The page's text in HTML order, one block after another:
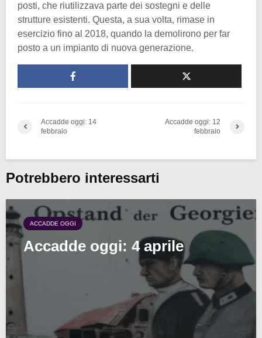
posti, che riutilizzava parte dei sostegni e delle
strutture esistenti. Questa, a sua volta, rimase in
esercizio fino al 2018, quando la demolirono per far
posto a un impianto di nuova generazione.
Accadde oggi: 14
febbraio
Accadde oggi: 12
febbraio
Potrebbero interessarti
ACCADDE OGGI
Accadde oggi: 4 aprile